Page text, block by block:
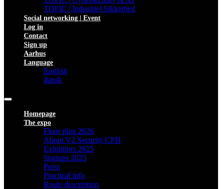
TOPIC | Industriel Sikkerhed
Social networking | Event
Log in
Contact
Sign up
Aarhus
Language
English
dansk
Homepage
The expo
Floor plan 2026
About V2 Security CPH
Exhibitors 2025
Startups 2025
Press
Practical info
Route description